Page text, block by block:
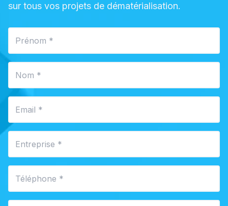
sur tous vos projets de dématérialisation.